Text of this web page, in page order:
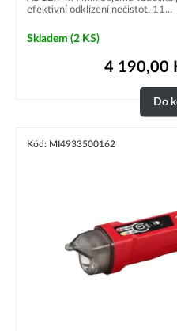
efektivní odklízení nečistot. 11...
Skladem (2 KS)
4 190,00
Do
Kód: MI4933500162